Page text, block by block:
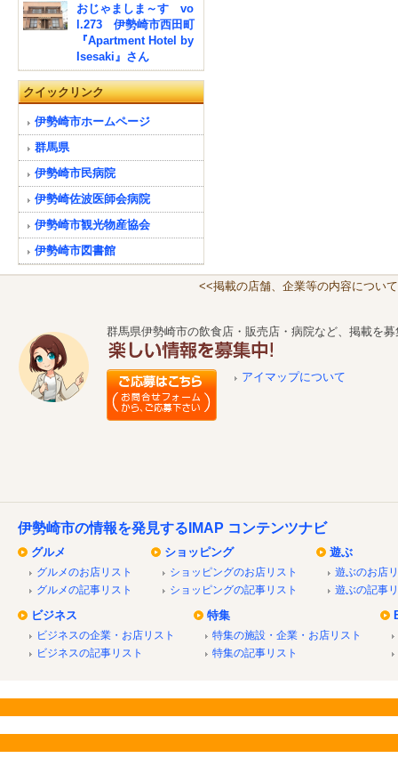
おじゃましま～す vo
l.273 伊勢崎市西田町
『Apartment Hotel by
Isesaki』さん
クイックリンク
伊勢崎市ホームページ
群馬県
伊勢崎市民病院
伊勢崎佐波医師会病院
伊勢崎市観光物産協会
伊勢崎市図書館
<<掲載の店舗、企業等の内容につい
群馬県伊勢崎市の飲食店・販売店・病院など、掲載を
アイマップについて
伊勢崎市の情報を発見するIMAP コンテンツナビ
グルメ
グルメのお店リスト
グルメの記事リスト
ショッピング
ショッピングのお店リスト
ショッピングの記事リスト
遊ぶ
遊ぶのお店
遊ぶの記事
ビジネス
ビジネスの企業・お店リスト
ビジネスの記事リスト
特集
特集の施設・企業・お店リスト
特集の記事リスト